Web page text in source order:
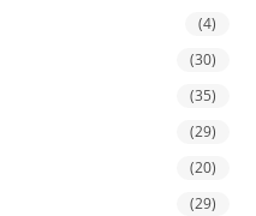
(4)
(30)
(35)
(29)
(20)
(29)